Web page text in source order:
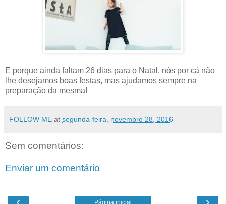
E porque ainda faltam 26 dias para o Natal, nós por cá não
lhe desejamos boas festas, mas ajudamos sempre na
preparação da mesma!
FOLLOW ME at segunda-feira, novembro 28, 2016
Sem comentários:
Enviar um comentário